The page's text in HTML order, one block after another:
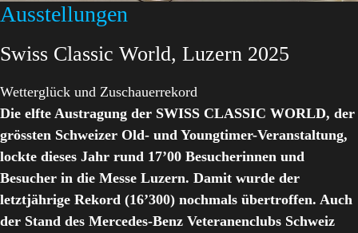
Ausstellungen
Swiss Classic World, Luzern 2025
Wetterglück und Zuschauerrekord
Die elfte Austragung der SWISS CLASSIC WORLD, der
grössten Schweizer Old- und Youngtimer-Veranstaltung,
lockte dieses Jahr rund 17’00 Besucherinnen und
Besucher in die Messe Luzern. Damit wurde der
letztjährige Rekord (16’300) nochmals übertroffen. Auch
der Stand des Mercedes-Benz Veteranenclubs Schweiz